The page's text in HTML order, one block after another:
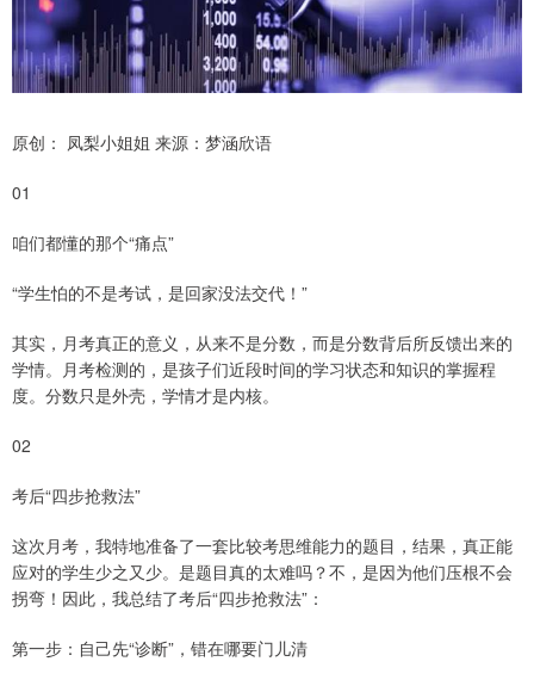
原创： 凤梨小姐姐 来源：梦涵欣语
01
咱们都懂的那个“痛点”
“学生怕的不是考试，是回家没法交代！”
其实，月考真正的意义，从来不是分数，而是分数背后所反馈出来的
学情。月考检测的，是孩子们近段时间的学习状态和知识的掌握程
度。分数只是外壳，学情才是内核。
02
考后“四步抢救法”
这次月考，我特地准备了一套比较考思维能力的题目，结果，真正能
应对的学生少之又少。是题目真的太难吗？不，是因为他们压根不会
拐弯！因此，我总结了考后“四步抢救法”：
第一步：自己先“诊断”，错在哪要门儿清